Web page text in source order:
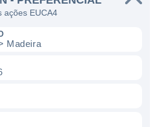
ações EUCA4
Madeira